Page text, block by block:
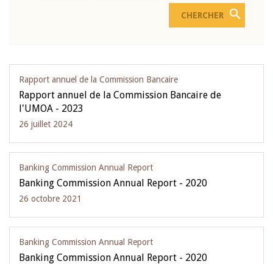
Rapport annuel de la Commission Bancaire
Rapport annuel de la Commission Bancaire de
l'UMOA - 2023
26 juillet 2024
Banking Commission Annual Report
Banking Commission Annual Report - 2020
26 octobre 2021
Banking Commission Annual Report
Banking Commission Annual Report - 2020